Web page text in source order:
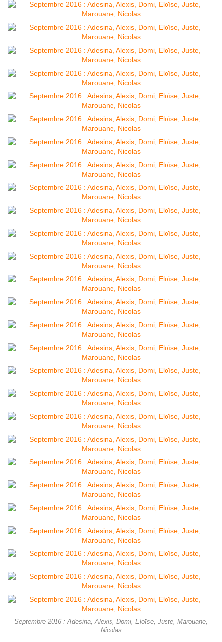
Septembre 2016 : Adesina, Alexis, Domi, Eloïse, Juste, Marouane,
Nicolas